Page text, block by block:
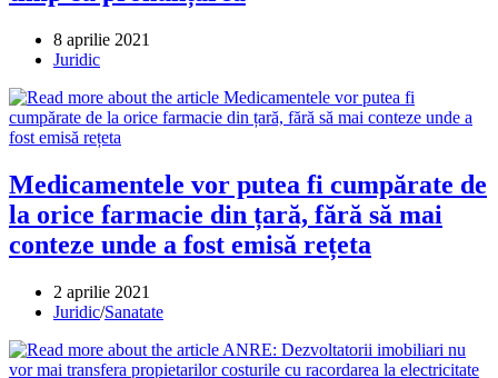
Post
published:
8 aprilie 2021
Post
Juridic
Medicamentele vor putea fi cumpărate de
la orice farmacie din țară, fără să mai
conteze unde a fost emisă rețeta
Post
published:
2 aprilie 2021
Post
Juridic/Sanatate